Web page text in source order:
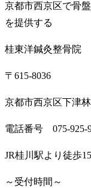
京都市西京区で骨
を提供する
桂東洋鍼灸整骨院
〒 615-8036
京都市西京区下津
電話番号 075-925-
JR桂川駅より徒歩15
～受付時間～